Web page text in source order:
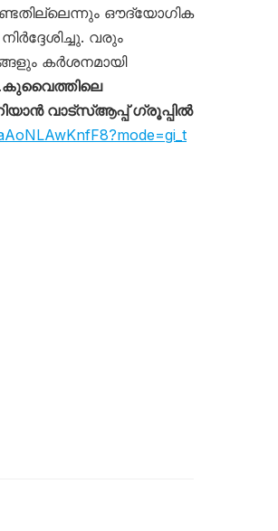
ഔദ്യോഗിക
വരും
കർശനമായി
കുവൈത്തിലെ
വാട്സ്ആപ്പ് ഗ്രൂപ്പിൽ